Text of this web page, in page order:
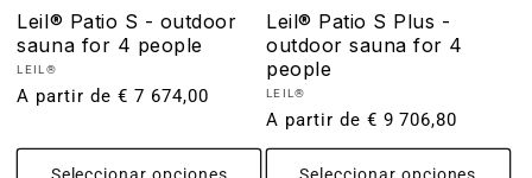
Leil® Patio S - outdoor
sauna for 4 people
Proveedor:
LEIL®
Precio
A partir de € 7 674,00
Leil® Patio S Plus -
outdoor sauna for 4
people
Proveedor:
LEIL®
Precio
habitual
A partir de € 9 706,80